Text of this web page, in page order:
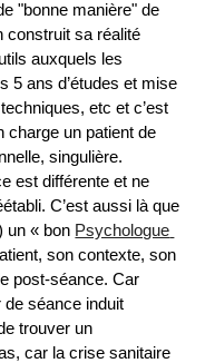
"bonne manière" de
construit sa réalité
auxquels les
5 ans d’études et mise
etc et c’est
charge un patient de
singulière.
est différente et ne
C’est aussi là que
un « bon
son contexte, son
post-séance. Car
de séance induit
trouver un
car la crise sanitaire